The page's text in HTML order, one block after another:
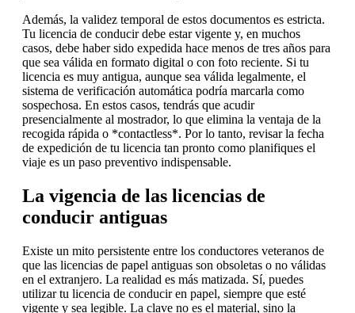
Además, la validez temporal de estos documentos es estricta.
Tu licencia de conducir debe estar vigente y, en muchos
casos, debe haber sido expedida hace menos de tres años para
que sea válida en formato digital o con foto reciente. Si tu
licencia es muy antigua, aunque sea válida legalmente, el
sistema de verificación automática podría marcarla como
sospechosa. En estos casos, tendrás que acudir
presencialmente al mostrador, lo que elimina la ventaja de la
recogida rápida o *contactless*. Por lo tanto, revisar la fecha
de expedición de tu licencia tan pronto como planifiques el
viaje es un paso preventivo indispensable.
La vigencia de las licencias de
conducir antiguas
Existe un mito persistente entre los conductores veteranos de
que las licencias de papel antiguas son obsoletas o no válidas
en el extranjero. La realidad es más matizada. Sí, puedes
utilizar tu licencia de conducir en papel, siempre que esté
vigente y sea legible. La clave no es el material, sino la